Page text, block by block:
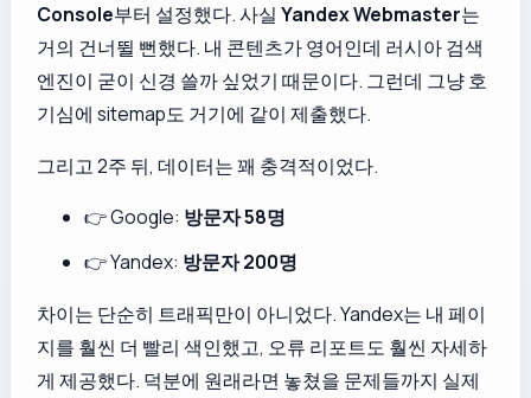
Console부터 설정했다. 사실Yandex Webmaster는
거의 건너뛸 뻔했다. 내 콘텐츠가 영어인데 러시아 검색
엔진이 굳이 신경 쓸까 싶었기 때문이다. 그런데 그냥 호
기심에 sitemap도 거기에 같이 제출했다.
그리고 2주 뒤, 데이터는 꽤 충격적이었다.
👉 Google: 방문자 58명
👉 Yandex: 방문자 200명
차이는 단순히 트래픽만이 아니었다. Yandex는 내 페이
지를 훨씬 더 빨리 색인했고, 오류 리포트도 훨씬 자세하
게 제공했다. 덕분에 원래라면 놓쳤을 문제들까지 실제